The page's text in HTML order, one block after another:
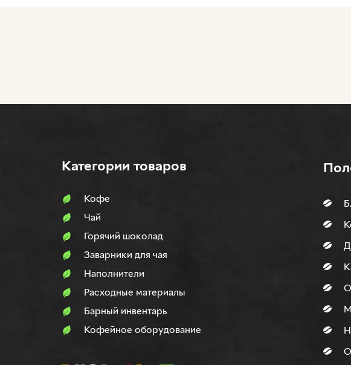
Категории товаров
Кофе
Чай
Горячий шоколад
Заварники для чая
Наполнители
Расходные материалы
Барный инвентарь
Кофейное оборудование